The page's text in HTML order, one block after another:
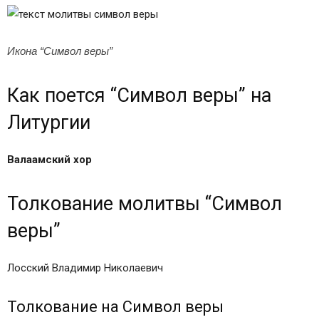
Икона “Символ веры”
Как поется “Символ веры” на
Литургии
Валаамский хор
Толкование молитвы “Символ
веры”
Лосский Владимир Николаевич
Толкование на Символ веры